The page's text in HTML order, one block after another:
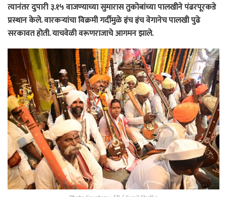
त्यानंतर दुपारी ३.१५ वाजण्याच्या सुमारास तुकोबांच्या पालखीने पंढरपूरकडे
प्रस्थान केले. वारकऱ्यांचा विक्रमी गर्दीमुळे इंच इंच वेगानेच पालखी पुढे
सरकावत होती. याचवेळी वरूणराजाचे आगमन झाले.